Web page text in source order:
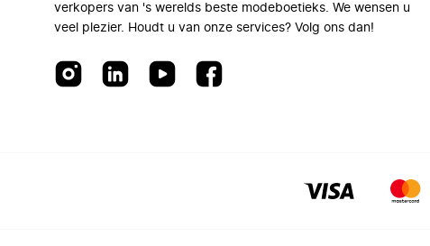
verkopers van 's werelds beste modeboetieks. We wensen u
veel plezier. Houdt u van onze services? Volg ons dan!